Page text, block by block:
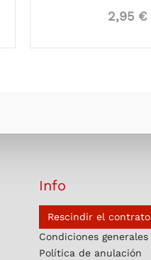
2,95 €
Info
Rescindir el contrato
Condiciones generales
Política de anulación